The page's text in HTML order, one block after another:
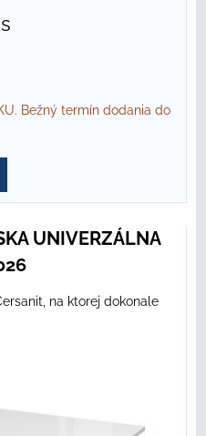
Bežný termín dodania do
UNIVERZÁLNA
na ktorej dokonale